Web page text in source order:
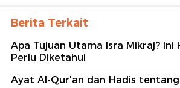
Berita Terkait
Apa Tujuan Utama Isra Mikraj? Ini
Perlu Diketahui
Ayat Al-Qur'an dan Hadis tentang